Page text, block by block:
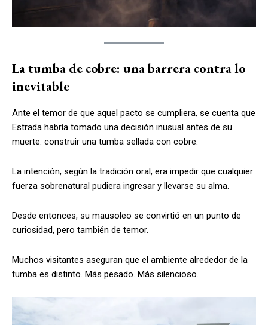
La tumba de cobre: una barrera contra lo
inevitable
Ante el temor de que aquel pacto se cumpliera, se cuenta que
Estrada habría tomado una decisión inusual antes de su
muerte: construir una tumba sellada con cobre.
La intención, según la tradición oral, era impedir que cualquier
fuerza sobrenatural pudiera ingresar y llevarse su alma.
Desde entonces, su mausoleo se convirtió en un punto de
curiosidad, pero también de temor.
Muchos visitantes aseguran que el ambiente alrededor de la
tumba es distinto. Más pesado. Más silencioso.